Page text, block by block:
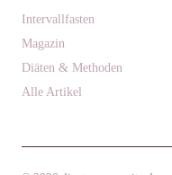
Intervallfasten
Magazin
Diäten & Methoden
Alle Artikel